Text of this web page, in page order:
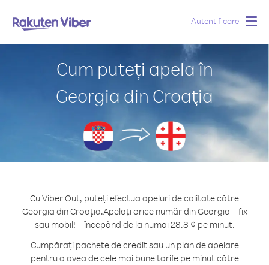
Autentificare
Cum puteți apela în
Georgia din Croaţia
Cu Viber Out, puteți efectua apeluri de calitate către
Georgia din Croaţia.Apelați orice număr din Georgia – fix
sau mobil! – începând de la numai 28.8 ¢ pe minut.
Cumpărați pachete de credit sau un plan de apelare
pentru a avea de cele mai bune tarife pe minut către